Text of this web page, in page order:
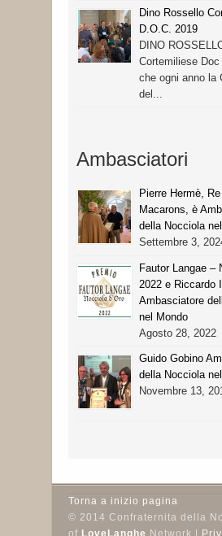
Dino Rossello
D.O.C. 2019
DINO
Cortemiliese
che ogni anno la
del...
Ambasciatori
Pierre Hermè,
Macarons, è
della Nocciola
Settembre 3,
Fautor Langae –
2022 e Riccardo
Ambasciatore
nel Mondo
Agosto 28, 2022
Guido Gobino
della Nocciola
Novembre 13,
Torna a inizio pagina
© 2014 Confraternita della
of LoveLanghe Network |